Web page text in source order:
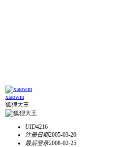
xiaowm
狐狸大王
UID4216
注册日期2005-03-20
最后登录2008-02-25